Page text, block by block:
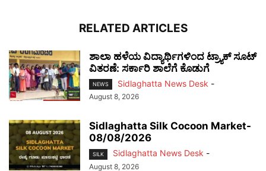
RELATED ARTICLES
ಶಾಲಾ ಹಳೆಯ ವಿದ್ಯಾರ್ಥಿಗಳಿಂದ ಟ್ರ್ಯಾಕ್‌ ಸೂಟ್
ವಿತರಣೆ: ಸರ್ಕಾರಿ ಶಾಲೆಗೆ ಕೊಡುಗೆ
NEWS Sidlaghatta News Desk -
August 8, 2026
Sidlaghatta Silk Cocoon Market-
08/08/2026
SILK Sidlaghatta News Desk -
August 8, 2026